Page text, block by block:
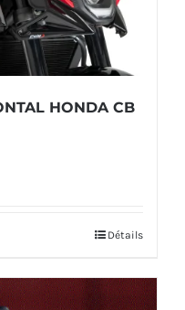
HONDA CB
Détails